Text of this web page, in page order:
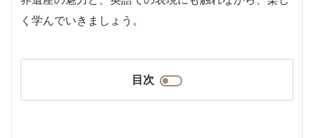
く学んでいきましょう。
目次